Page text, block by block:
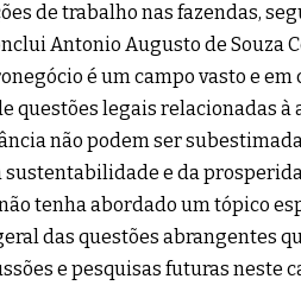
de trabalho nas fazendas,
Antonio Augusto de Souza
é um campo vasto e em
questões legais relacionadas
não podem ser
e da
tenha abordado um tópico
das questões abrangentes
e pesquisas futuras neste